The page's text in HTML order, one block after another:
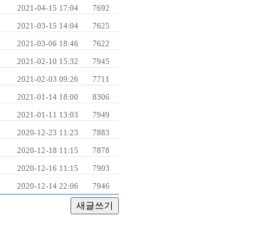
2021-04-15 17:04 7692
2021-03-15 14:04 7625
2021-03-06 18:46 7622
2021-02-10 15:32 7945
2021-02-03 09:26 7711
2021-01-14 18:00 8306
2021-01-11 13:03 7949
2020-12-23 11:23 7883
2020-12-18 11:15 7878
2020-12-16 11:15 7903
2020-12-14 22:06 7946